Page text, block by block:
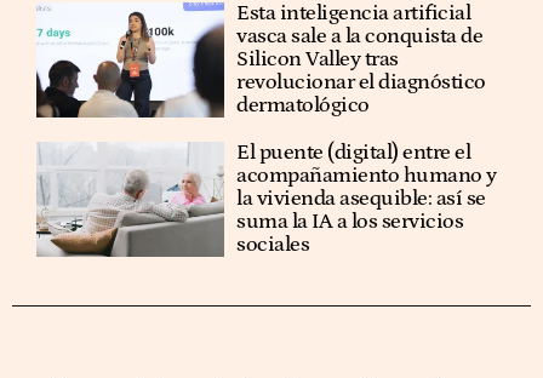
Esta inteligencia artificial
vasca sale a la conquista de
Silicon Valley tras
revolucionar el diagnóstico
dermatológico
El puente (digital) entre el
acompañamiento humano y
la vivienda asequible: así se
suma la IA a los servicios
sociales